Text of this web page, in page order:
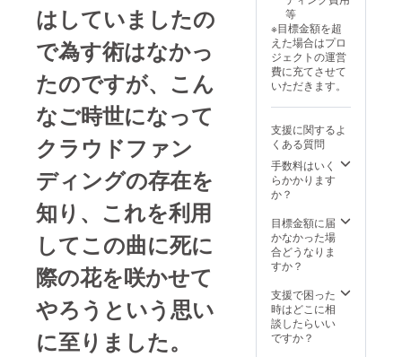
はしていましたの
で為す術はなかっ
たのですが、こん
なご時世になって
クラウドファン
ディングの存在を
知り、これを利用
してこの曲に死に
際の花を咲かせて
やろうという思い
に至りました。
等
※目標金額を超
えた場合はプロ
ジェクトの運営
費に充てさせて
いただきます。
支援に関するよ
くある質問
手数料はいく
らかかります
か？
目標金額に届
かなかった場
合どうなりま
すか？
支援で困った
時はどこに相
談したらいい
ですか？